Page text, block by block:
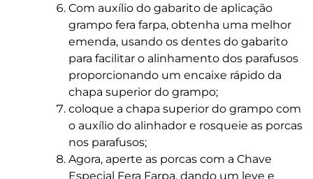
Com auxílio do gabarito de aplicação
grampo fera farpa, obtenha uma melhor
emenda, usando os dentes do gabarito
para facilitar o alinhamento dos parafusos
proporcionando um encaixe rápido da
chapa superior do grampo;
coloque a chapa superior do grampo com
o auxílio do alinhador e rosqueie as porcas
nos parafusos;
Agora, aperte as porcas com a Chave
Especial Fera Farpa, dando um leve e